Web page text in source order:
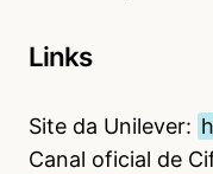
Links
Site da Unilever:
Canal oficial de